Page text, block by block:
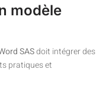
modèle
SASdoit intégrer des
pratiques et